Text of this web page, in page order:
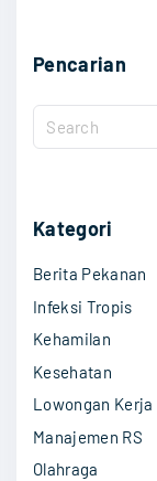
Pencarian
Kategori
Berita Pekanan
Infeksi Tropis
Kehamilan
Kesehatan
Lowongan Kerja
Manajemen RS
Olahraga